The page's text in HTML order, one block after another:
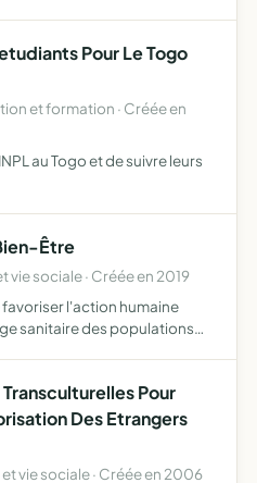
Pour Le Togo
et formation · Créée en
au Togo et de suivre leurs
Être
vie sociale · Créée en 2019
l'action humaine
sanitaire des populations
Pour
Des Etrangers
vie sociale · Créée en 2006